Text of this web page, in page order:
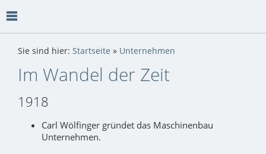
Sie sind hier: Startseite » Unternehmen
Im Wandel der Zeit
1918
Carl Wölfinger gründet das Maschinenbau
Unternehmen.